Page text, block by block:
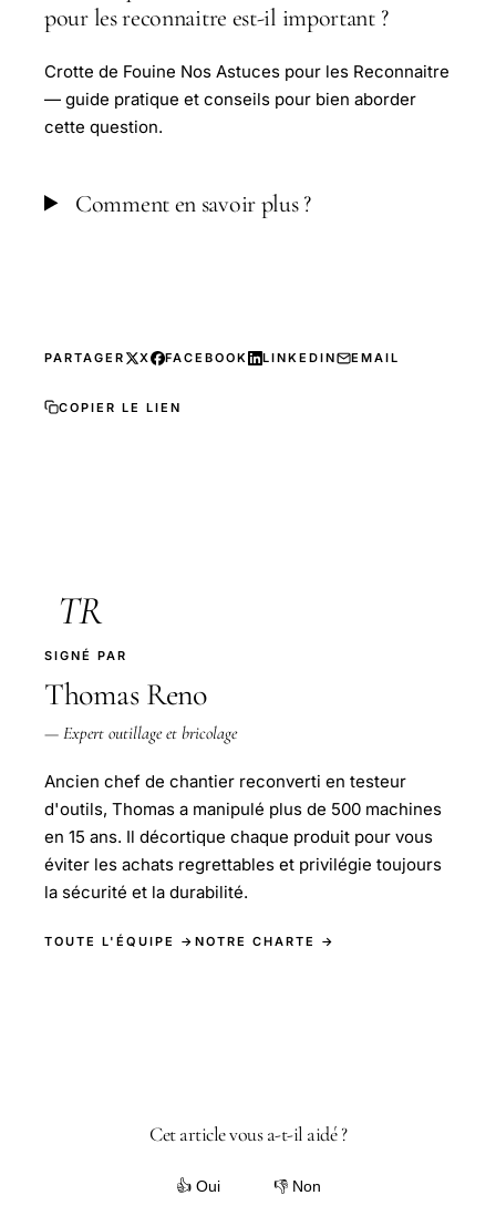
pour les reconnaitre est-il important ?
Crotte de Fouine Nos Astuces pour les Reconnaitre
— guide pratique et conseils pour bien aborder
cette question.
Comment en savoir plus ?
PARTAGER X FACEBOOK LINKEDIN EMAIL
COPIER LE LIEN
TR
SIGNÉ PAR
Thomas Reno
— Expert outillage et bricolage
Ancien chef de chantier reconverti en testeur
d'outils, Thomas a manipulé plus de 500 machines
en 15 ans. Il décortique chaque produit pour vous
éviter les achats regrettables et privilégie toujours
la sécurité et la durabilité.
TOUTE L'ÉQUIPE → NOTRE CHARTE →
Cet article vous a-t-il aidé ?
👍 Oui 👎 Non